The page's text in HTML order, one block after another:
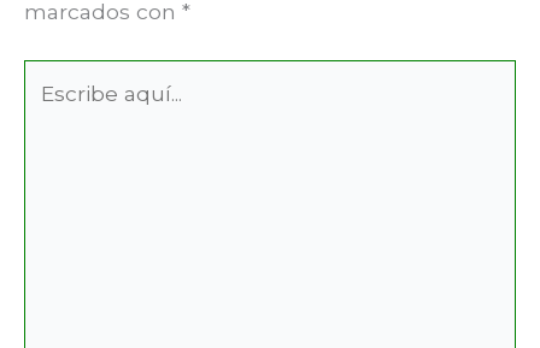
marcados con *
aquí...